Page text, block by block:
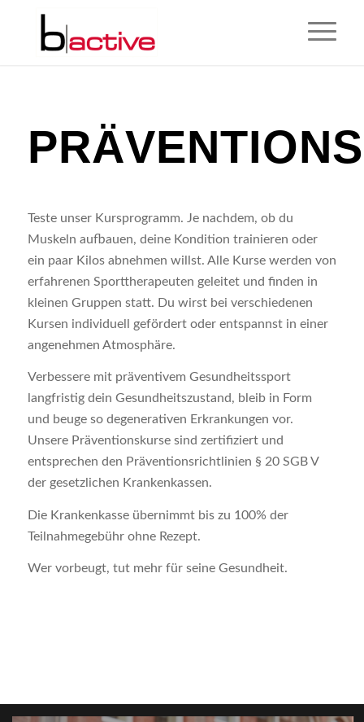
Teste unser Kursprogramm. Je nachdem, ob du
Muskeln aufbauen, deine Kondition trainieren oder
ein paar Kilos abnehmen willst. Alle Kurse werden von
erfahrenen Sporttherapeuten geleitet und finden in
kleinen Gruppen statt. Du wirst bei verschiedenen
Kursen individuell gefördert oder entspannst in einer
angenehmen Atmosphäre.
Verbessere mit präventivem Gesundheitssport
langfristig dein Gesundheitszustand, bleib in Form
und beuge so degenerativen Erkrankungen vor.
Unsere Präventionskurse sind zertifiziert und
entsprechen den Präventionsrichtlinien § 20 SGB V
der gesetzlichen Krankenkassen.
Die Krankenkasse übernimmt bis zu 100% der
Teilnahmegebühr ohne Rezept.
Wer vorbeugt, tut mehr für seine Gesundheit.